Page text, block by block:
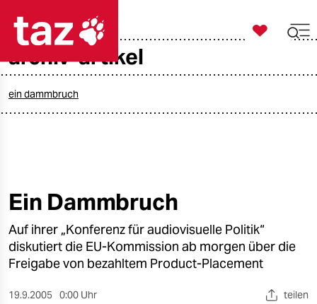
öko
gesellschaft
kultur
sport

taz zahl ich
archiv-artikel
ein dammbruch
Ein Dammbruch
Auf ihrer „Konferenz für audiovisuelle Politik“
diskutiert die EU-Kommission ab morgen über die
Freigabe von bezahltem Product-Placement
19.9.2005 0:00 Uhr teilen